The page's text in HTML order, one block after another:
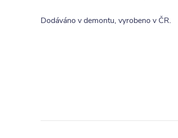
Dodáváno v demontu, vyrobeno v ČR.